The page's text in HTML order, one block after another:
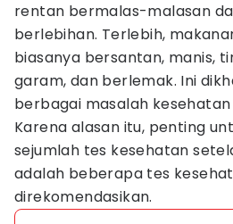
rentan bermalas-malasan
berlebihan. Terlebih,
biasanya bersantan, manis,
garam, dan berlemak. Ini
berbagai masalah kesehatan
Karena alasan itu, penting
sejumlah tes kesehatan
adalah beberapa tes
direkomendasikan.